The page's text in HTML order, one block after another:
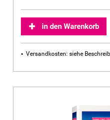
in den Warenkorb
Versandkosten: siehe